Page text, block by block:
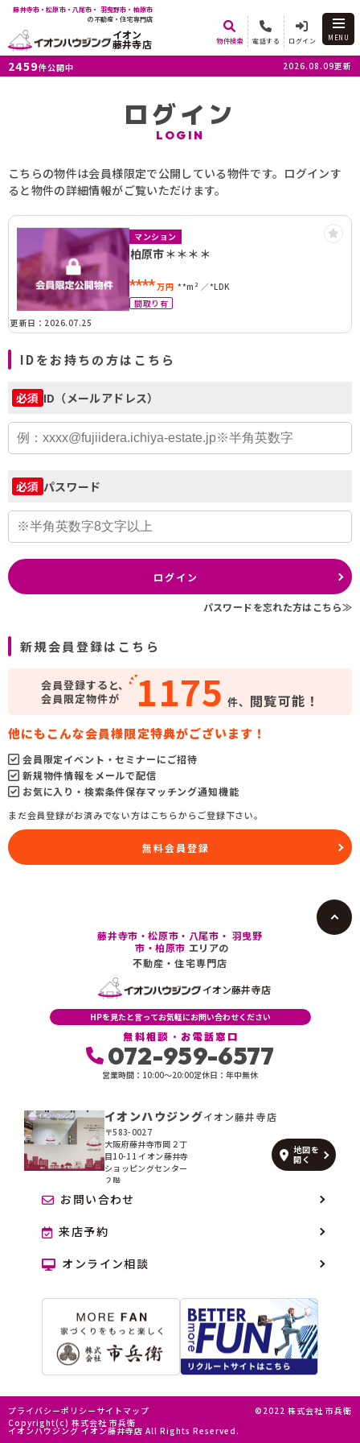
藤井寺市・松原市・八尾市・ 羽曳野市・柏原市
の不動産・住宅専門店
イオン
藤井寺店 物件検索 電話する ログイン MENU
2459件公開中 2026.08.09更新
ログイン
LOGIN
こちらの物件は会員様限定で公開している物件です。ログインす
ると物件の詳細情報がご覧いただけます。
マンション
柏原市＊＊＊＊
****万円 **m²
*LDK
間取り有
更新日：2026.07.25
IDをお持ちの方はこちら
必須 ID（メールアドレス）
必須 パスワード
ログイン
パスワードを忘れた方はこちら≫
新規会員登録はこちら
会員登録すると、
会員限定物件が
1175 件、 閲覧可能！
他にもこんな会員様限定特典がございます！
会員限定イベント・セミナーにご招待
新規物件情報をメールで配信
お気に入り・検索条件保存マッチング通知機能
まだ会員登録がお済みでない方はこちらからご登録下さい。
無料会員登録
藤井寺市・松原市・八尾市・ 羽曳野
市・柏原市 エリアの
不動産・住宅専門店
イオン藤井寺店
HPを見たと言ってお気軽にお問い合わせください
無料相談・お電話窓口
072-959-6577
営業時間：10:00〜20:00定休日：年中無休
イオンハウジングイオン藤井寺店
〒583-0027
大阪府藤井寺市岡２丁
目10-11 イオン藤井寺
ショッピングセンター
２階
地図を
開く
お問い合わせ
来店予約
オンライン相談
プライバシーポリシー サイトマップ
©2022 株式会社 市兵衛
Copyright(c) 株式会社 市兵衛
イオンハウジング イオン藤井寺店 All Rights Reserved.